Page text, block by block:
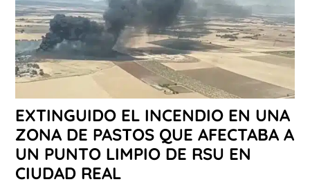
EXTINGUIDO EL INCENDIO EN UNA
ZONA DE PASTOS QUE AFECTABA A
UN PUNTO LIMPIO DE RSU EN
CIUDAD REAL